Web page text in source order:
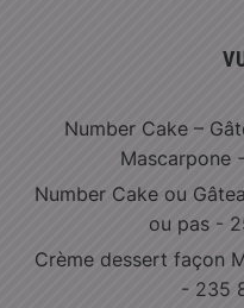
Number Cake –
Mascarpone
Number Cake ou
ou pas -
Crème dessert façon
- 235